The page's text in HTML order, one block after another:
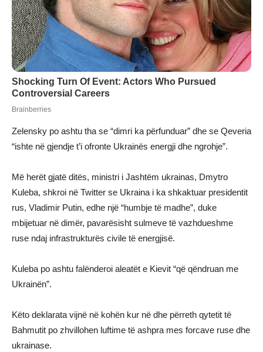
Zelensky po ashtu tha se “dimri ka përfunduar” dhe se Qeveria
“ishte në gjendje t’i ofronte Ukrainës energji dhe ngrohje”.
Më herët gjatë ditës, ministri i Jashtëm ukrainas, Dmytro
Kuleba, shkroi në Twitter se Ukraina i ka shkaktuar presidentit
rus, Vladimir Putin, edhe një “humbje të madhe”, duke
mbijetuar në dimër, pavarësisht sulmeve të vazhdueshme
ruse ndaj infrastrukturës civile të energjisë.
Kuleba po ashtu falënderoi aleatët e Kievit “që qëndruan me
Ukrainën”.
Këto deklarata vijnë në kohën kur në dhe përreth qytetit të
Bahmutit po zhvillohen luftime të ashpra mes forcave ruse dhe
ukrainase.